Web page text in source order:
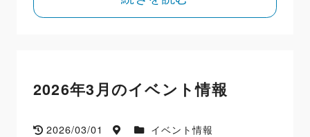
2026年3月のイベント情報
2026/03/01 イベント情報